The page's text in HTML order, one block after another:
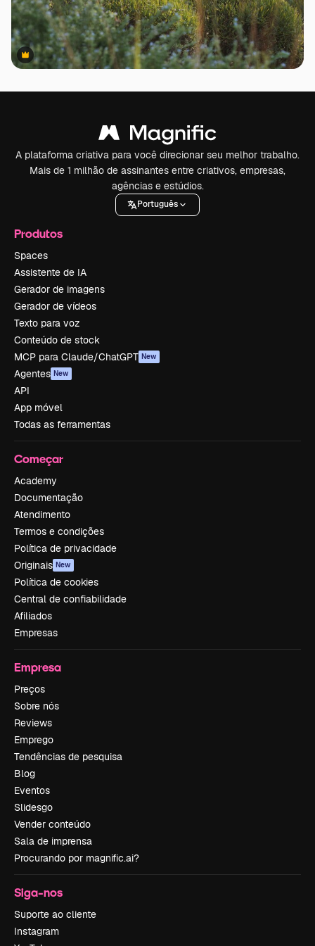
Premium
Premium
A plataforma criativa para você direcionar seu melhor trabalho.
Mais de 1 milhão de assinantes entre criativos, empresas,
agências e estúdios.
Português
Produtos
Spaces
Assistente de IA
Gerador de imagens
Gerador de vídeos
Texto para voz
Conteúdo de stock
MCP para Claude/ChatGPT New
Agentes New
API
App móvel
Todas as ferramentas
Começar
Academy
Documentação
Atendimento
Termos e condições
Política de privacidade
Originais New
Política de cookies
Central de confiabilidade
Afiliados
Empresas
Empresa
Preços
Sobre nós
Reviews
Emprego
Tendências de pesquisa
Blog
Eventos
Slidesgo
Vender conteúdo
Sala de imprensa
Procurando por magnific.ai?
Siga-nos
Suporte ao cliente
Instagram